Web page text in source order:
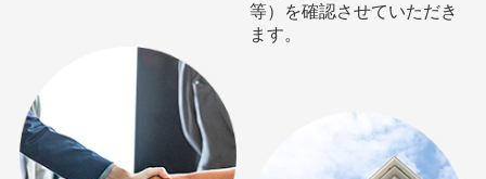
等）を確認させていただき
ます。